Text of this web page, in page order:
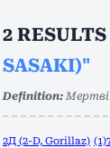
2
SASAKI)"
Definition: Мертві
2Д (2-D, Gorillaz) (1)